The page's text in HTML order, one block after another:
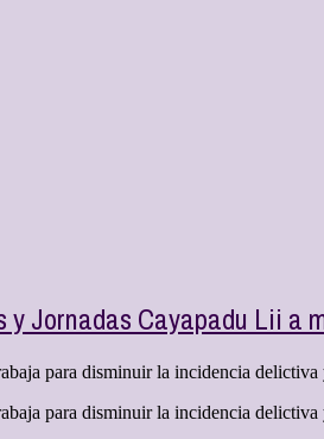
Jornadas Cayapadu Lii a
para disminuir la incidencia
para disminuir la incidencia